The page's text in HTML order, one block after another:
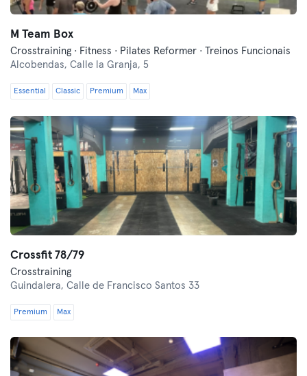
M Team Box
Crosstraining · Fitness · Pilates Reformer · Treinos Funcionais
Alcobendas, Calle la Granja, 5
Essential Classic Premium Max
Crossfit 78/79
Crosstraining
Guindalera, Calle de Francisco Santos 33
Premium Max